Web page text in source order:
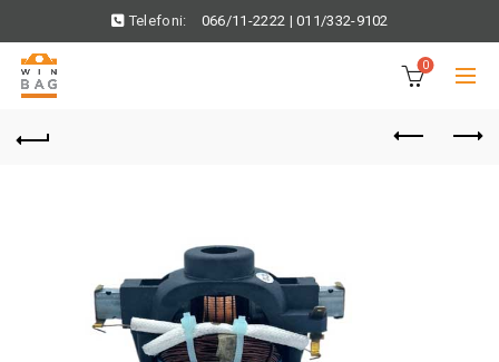
Telefoni: 066/11-2222 |011/332-9102
0